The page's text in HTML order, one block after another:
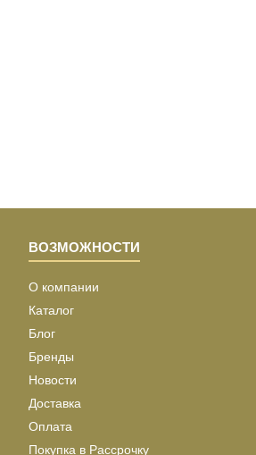
ВОЗМОЖНОСТИ
О компании
Каталог
Блог
Бренды
Новости
Доставка
Оплата
Покупка в Рассрочку